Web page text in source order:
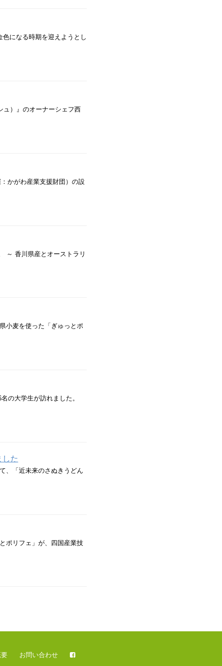
になる時期を迎えようとし
ュ）』のオーナーシェフ西
かがわ産業支援財団）の設
～ 香川県産とオーストラリ
小麦を使った「ぎゅっとポ
の大学生が訪れました。
た
、「近未来のさぬきうどん
ポリフェ」が、四国産業技
お問い合わせ